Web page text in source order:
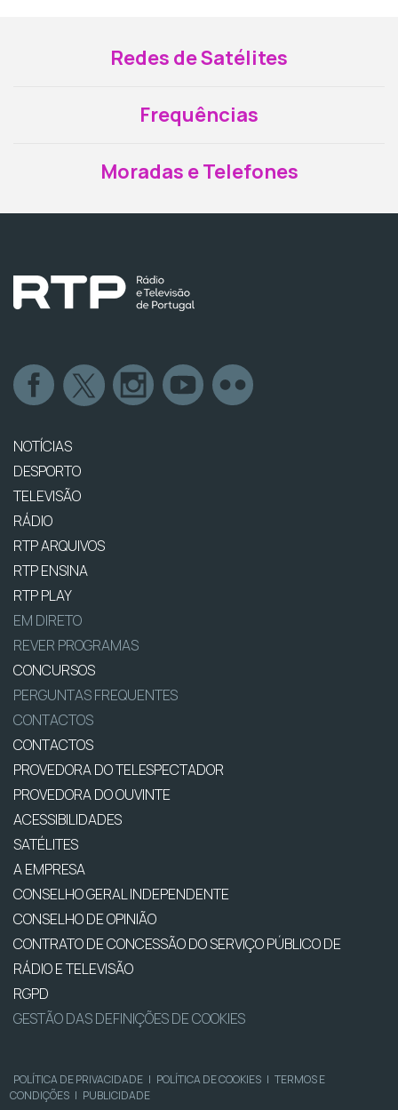
Redes de Satélites
Frequências
Moradas e Telefones
NOTÍCIAS
DESPORTO
TELEVISÃO
RÁDIO
RTP ARQUIVOS
RTP ENSINA
RTP PLAY
EM DIRETO
REVER PROGRAMAS
CONCURSOS
PERGUNTAS FREQUENTES
CONTACTOS
CONTACTOS
PROVEDORA DO TELESPECTADOR
PROVEDORA DO OUVINTE
ACESSIBILIDADES
SATÉLITES
A EMPRESA
CONSELHO GERAL INDEPENDENTE
CONSELHO DE OPINIÃO
CONTRATO DE CONCESSÃO DO SERVIÇO PÚBLICO DE
RÁDIO E TELEVISÃO
RGPD
GESTÃO DAS DEFINIÇÕES DE COOKIES
POLÍTICA DE PRIVACIDADE | POLÍTICA DE COOKIES | TERMOS E
CONDIÇÕES | PUBLICIDADE